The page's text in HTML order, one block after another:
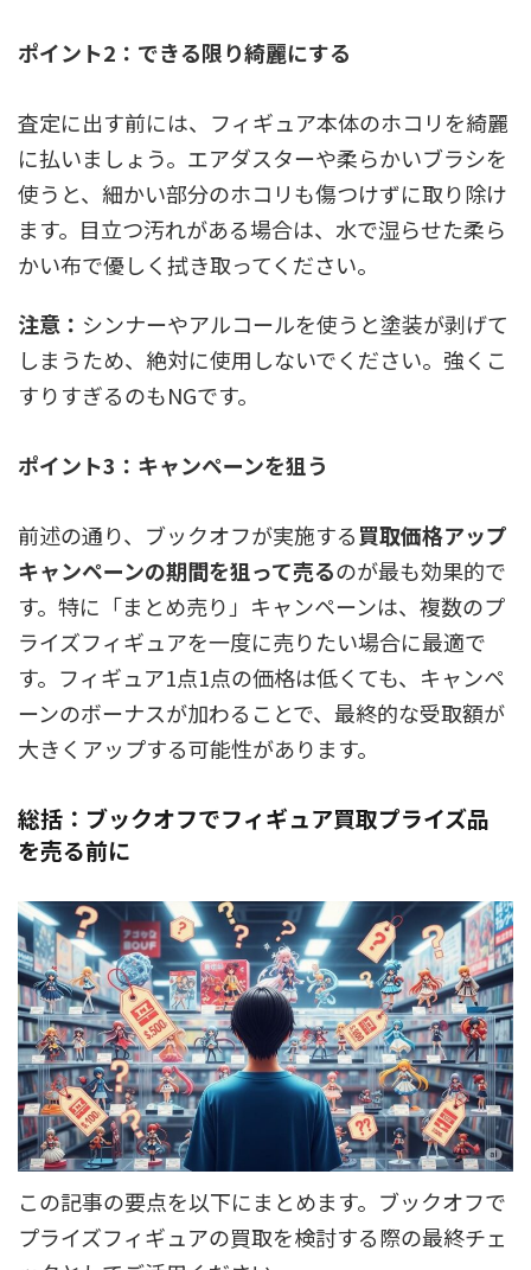
ポイント2：できる限り綺麗にする
査定に出す前には、フィギュア本体のホコリを綺麗
に払いましょう。エアダスターや柔らかいブラシを
使うと、細かい部分のホコリも傷つけずに取り除け
ます。目立つ汚れがある場合は、水で湿らせた柔ら
かい布で優しく拭き取ってください。
注意： シンナーやアルコールを使うと塗装が剥げて
しまうため、絶対に使用しないでください。強くこ
すりすぎるのもNGです。
ポイント3：キャンペーンを狙う
前述の通り、ブックオフが実施する買取価格アップ
キャンペーンの期間を狙って売るのが最も効果的で
す。特に「まとめ売り」キャンペーンは、複数のプ
ライズフィギュアを一度に売りたい場合に最適で
す。フィギュア1点1点の価格は低くても、キャンペ
ーンのボーナスが加わることで、最終的な受取額が
大きくアップする可能性があります。
総括：ブックオフでフィギュア買取プライズ品
を売る前に
この記事の要点を以下にまとめます。ブックオフで
プライズフィギュアの買取を検討する際の最終チェ